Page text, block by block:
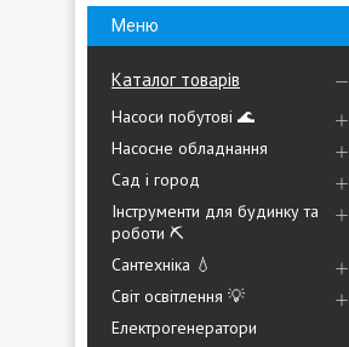
Каталог товарів
Насоси побутові 🌊
Насосне обладнання
Сад і город
Інструменти для будинку та
роботи ⛏️
Сантехніка 💧
Світ освітлення 💡
Електрогенератори